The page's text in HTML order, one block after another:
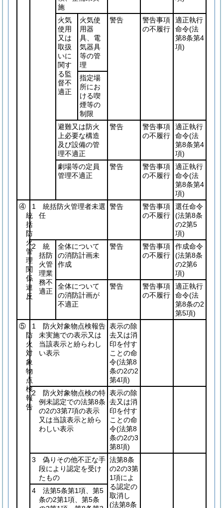
施
火気
使用
又は
取扱
いに
関す
る監
督不
適正
火気使
用器
具、電
気器具
等の管
理
警告
警告事項
の不履行
適正執行
命令(法
第8条第4
項)
指定場
所にお
ける喫
煙等の
制限
避難又は防火
上必要な構造
及び設備の管
理不適正
警告
警告事項
の不履行
適正執行
命令(法
第8条第4
項)
劇場等の定員
管理不適正
警告
警告事項
の不履行
適正執行
命令(法
第8条第4
項)
④
統
括
防
火
管
理
関
係
違
反
1 統括防火管理者未選
任
警告
警告事項
の不履行
選任命令
(法第8条
の2第5
項)
2 統
括防
火管
理業
務不
適正
全体について
の消防計画未
作成
警告
警告事項
の不履行
作成命令
(法第8条
の2第6
項)
全体について
の消防計画が
不適正
警告
警告事項
の不履行
適正執行
命令(法
第8条の2
第5項)
⑤
防
火
対
象
物
点
検
報
告
1 防火対象物点検報告
未実施での表示又は
当該表示と紛らわし
い表示
表示の除
去又は消
印を付す
ことの命
令(法第8
条の2の2
第4項)
2 防火対象物点検の特
例未認定での法第8条
の2の3第7項の表示
又は当該表示と紛ら
わしい表示
表示の除
去又は消
印を付す
ことの命
令(法第8
条の2の3
第8項)
3 偽りその他不正な手
段により認定を受け
たもの
法第8条
の2の3第
1項によ
る認定の
取消し
(法第8条
4 法第5条第1項、第5
条の2第1項、第5条